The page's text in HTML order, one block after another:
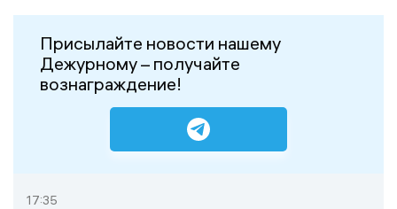
Присылайте новости нашему
Дежурному – получайте
вознаграждение!
17:35